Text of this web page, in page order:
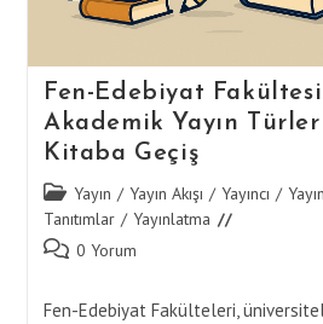
Fen-Edebiyat
Akademik Yayın
Kitaba Geçiş
Post
category:
Yayın / Yayın Akışı / Yayıncı /
Tanıtımlar / Yayınlatma
Post 0 Yorum
Fen-Edebiyat Fakülteleri,